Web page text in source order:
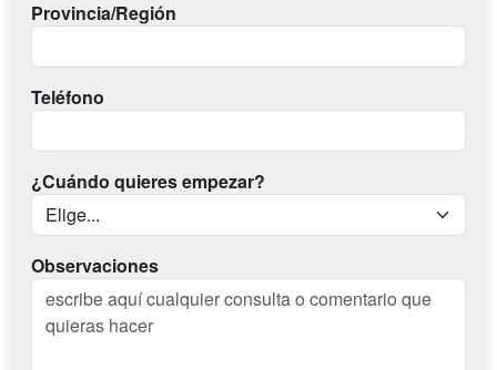
Provincia/Región
Teléfono
¿Cuándo quieres empezar?
Observaciones